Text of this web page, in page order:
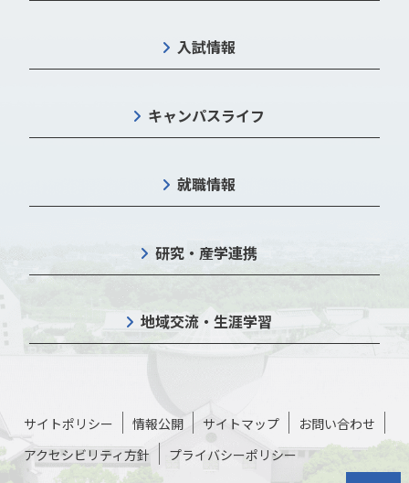
入試情報
キャンパスライフ
就職情報
研究・産学連携
地域交流・生涯学習
サイトポリシー 情報公開 サイトマップ
お問い合わせ
アクセシビリティ方針
プライバシーポリシー